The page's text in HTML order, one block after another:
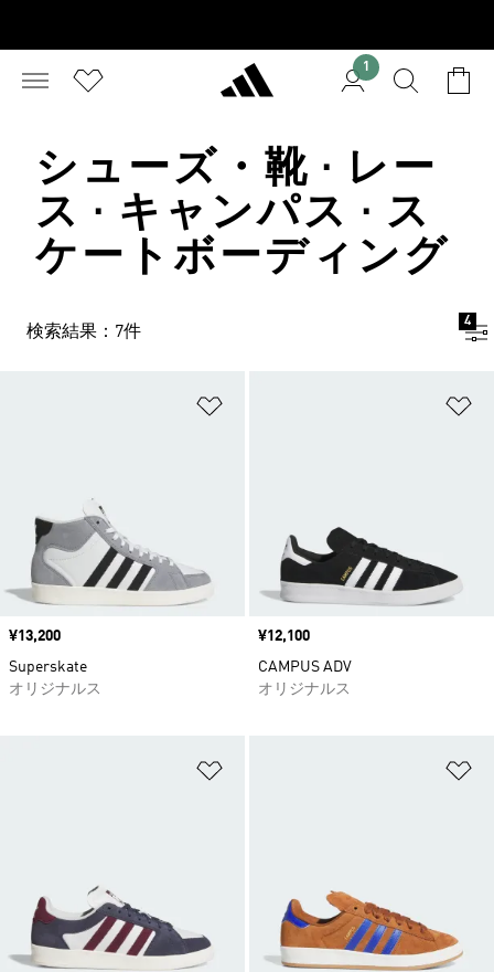
1
シューズ・靴 · レー
ス · キャンパス · ス
ケートボーディング
検索結果：7件
4
価格
¥13,200
Superskate
オリジナルス
価格
¥12,100
CAMPUS ADV
オリジナルス